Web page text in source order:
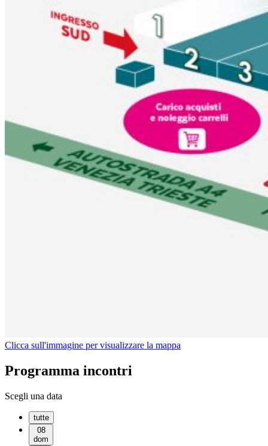
Clicca sull'immagine per visualizzare la mappa
Programma incontri
Scegli una data
tutte
08
dom